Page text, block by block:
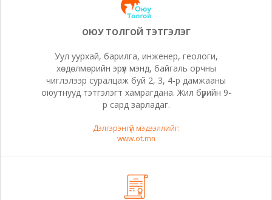
ОЮУ ТОЛГОЙ ТЭТГЭЛЭГ
Уул уурхай, барилга, инженер, геологи,
хөдөлмөрийн эрүүл мэнд, байгаль орчны
чиглэлээр суралцаж буй 2, 3, 4-р дамжааны
оюутнууд тэтгэлэгт хамрагдана. Жил бүрийн 9-
р сард зарладаг.
Дэлгэрэнгүй мэдээллийг:
www.ot.mn